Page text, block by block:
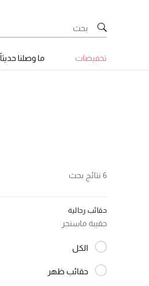
تخفيضات ما وصلنا حديثاً
6 نتائج بحث
حقائب رجالية
حقيبة ماسنجر
الكل
حقائب ظهر